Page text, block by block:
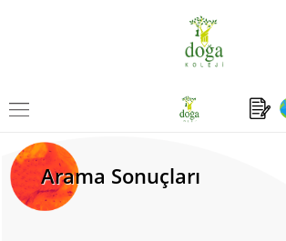
Arama Sonuçları